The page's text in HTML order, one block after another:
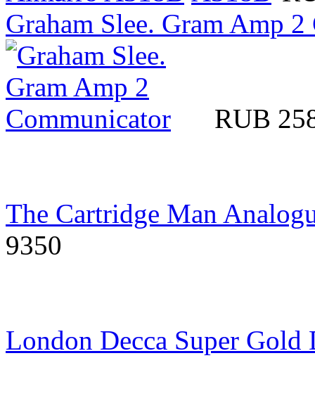
Graham Slee. Gram Amp
RUB
The Cartridge Man
9350
London Decca Super Gold